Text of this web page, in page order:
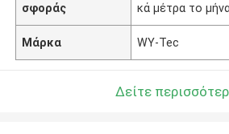
σφοράς
κά μέτρα το
Μάρκα WY-Tec
Δείτε